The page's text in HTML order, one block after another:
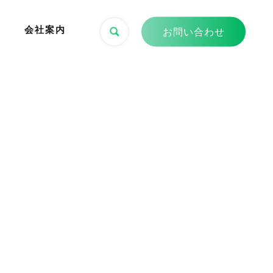
会社案内 お問い合わせ